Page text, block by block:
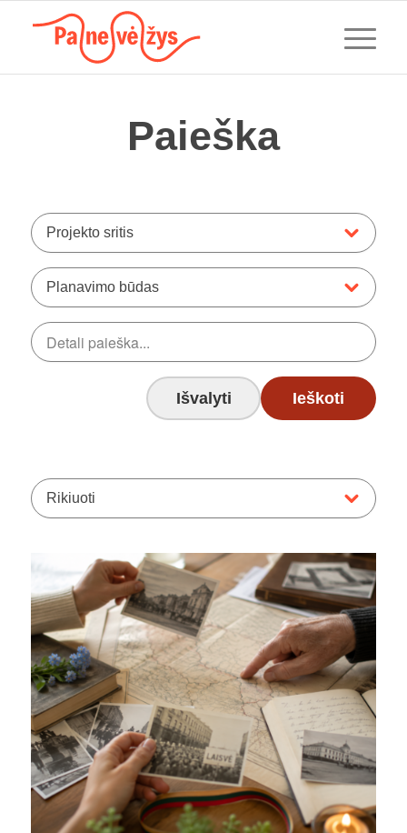
Paieška
Projekto sritis
Planavimo būdas
Išvalyti Ieškoti
Rikiuoti